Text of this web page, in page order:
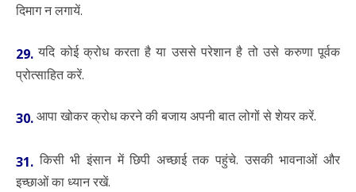
दिमाग न लगायें.
29. यदि कोई क्रोध करता है या उससे परेशान है तो उसे करुणा पूर्वक
प्रोत्साहित करें.
30.आपा खोकर क्रोध करने की बजाय अपनी बात लोगों से शेयर करें.
31. किसी भी इंसान में छिपी अच्छाई तक पहुंचे. उसकी भावनाओं और
इच्छाओं का ध्यान रखें.